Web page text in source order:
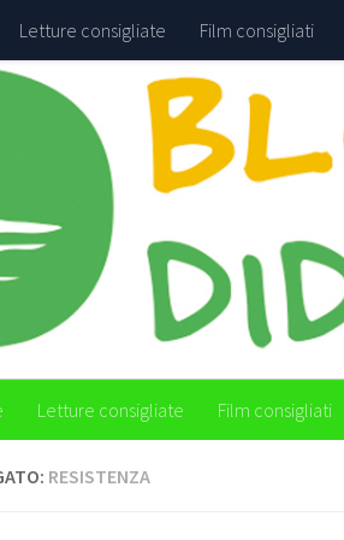
Letture consigliate Film consigliati
Letture consigliate Film consigliati
RESISTENZA